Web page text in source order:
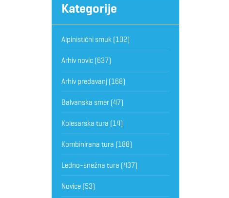
Kategorije
Alpinistični smuk(102)
Arhiv novic(637)
Arhiv predavanj(168)
Balvanska smer(47)
Kolesarska tura (14)
Kombinirana tura (188)
Ledno-snežna tura (437)
Novice(53)